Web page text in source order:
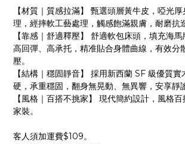
如需訂造特別尺寸床褥，請聯繫海馬牌
98842008！
【材質｜質感拉滿】 甄選頭層黃牛皮，啞光
理，經摔軟工藝處理，觸感飽滿親膚，耐磨抗
【靠感｜舒適釋壓】 舒適軟包床頭，填充海馬
高回彈、高承托，精准貼合身體曲線，有效分
壓。
【結構｜穩固靜音】 採用新西蘭 SF 級優質
硬，承重穩固，翻身無晃動、無異響，安享靜
【風格｜百搭不挑家】 現代簡約設計，風格
家裝。
客人須加運費$109。